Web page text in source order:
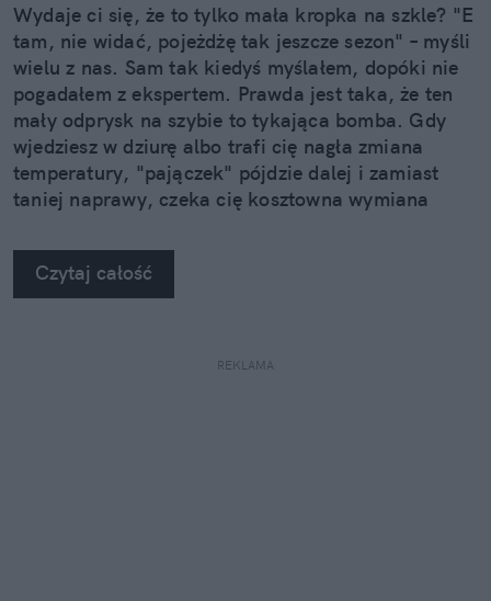
Wydaje ci się, że to tylko mała kropka na szkle? "E
tam, nie widać, pojeżdżę tak jeszcze sezon" – myśli
wielu z nas. Sam tak kiedyś myślałem, dopóki nie
pogadałem z ekspertem. Prawda jest taka, że ten
mały odprysk na szybie to tykająca bomba. Gdy
wjedziesz w dziurę albo trafi cię nagła zmiana
temperatury, "pajączek" pójdzie dalej i zamiast
taniej naprawy, czeka cię kosztowna wymiana
na własne oczy zobaczyć, jak profesjonaliści radzą
sobie z takimi uszkodzeniami.
Czytaj całość
REKLAMA